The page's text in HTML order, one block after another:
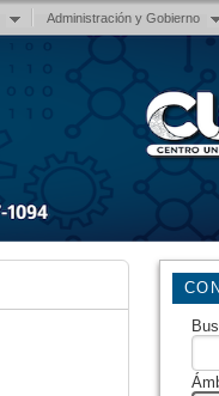
Administración y Gobierno